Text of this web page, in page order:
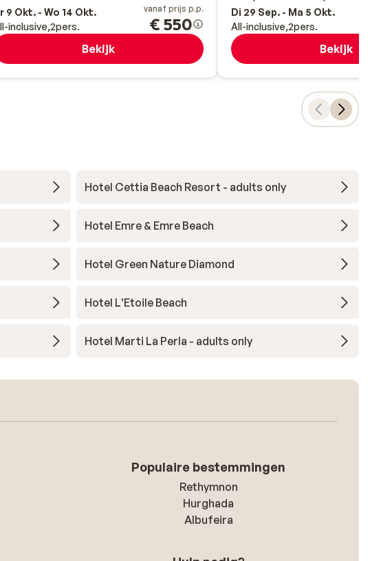
9 Okt. - Wo 14 Okt.
inclusive 2pers.
vanaf prijs p.p.
€ 550
Bekijk
Di 29 Sep. - Ma 5 Okt.
All-inclusive 2pers.
Bekijk
Hotel Cettia Beach Resort - adults only
Hotel Emre & Emre Beach
Hotel Green Nature Diamond
Hotel L'Etoile Beach
Hotel Marti La Perla - adults only
Populaire bestemmingen
Rethymnon
Hurghada
Albufeira